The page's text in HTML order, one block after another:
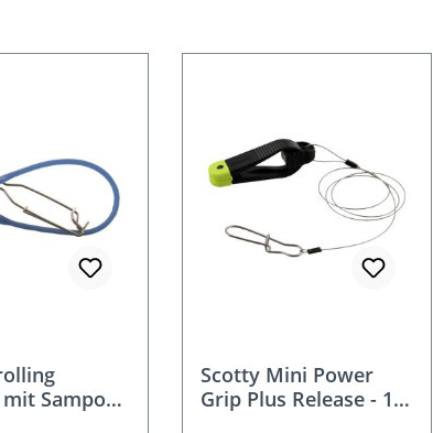
Sampo™
Scotty Mini Power
Grip Plus Release - 18”